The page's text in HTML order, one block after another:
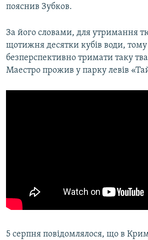
пояснив Зубков.
За його словами, для утримання
щотижня десятки кубів води, тому
безперспективно тримати таку
Маестро прожив у парку левів
5 серпня повідомлялося, що в